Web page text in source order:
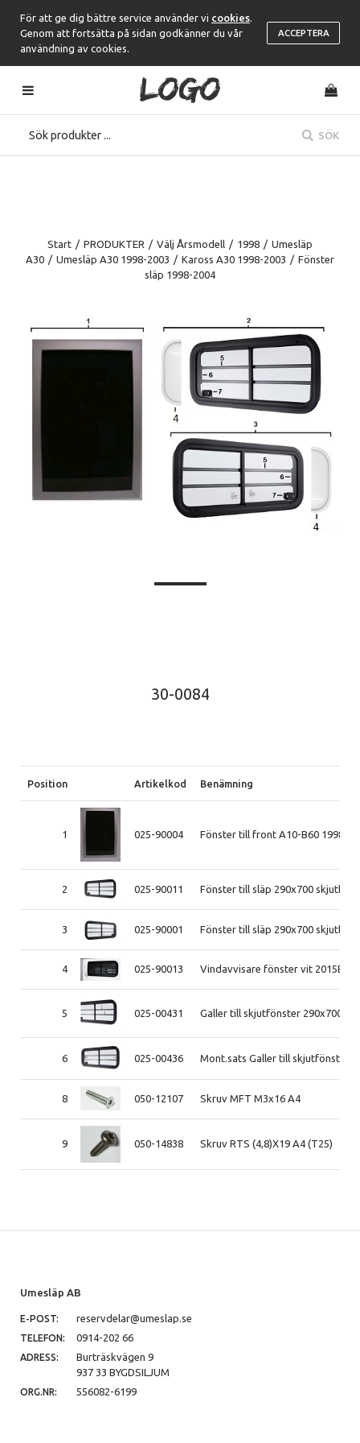
För att ge dig bättre service använder vi cookies
Genom att fortsätta på sidan godkänner du vår
användning av cookies.
ACCEPTERA
SÖK
Start / PRODUKTER / Välj Årsmodell / 1998 / Umesläp
A30 / Umesläp A30 1998-2003 / Kaross A30 1998-2003 / Fönster
släp 1998-2004
30-0084
Position Artikelkod Benämning
1 025-90004 Fönster till front A10-B60 1998-
2 025-90011 Fönster till släp 290x700 skjutb.
3 025-90001 Fönster till släp 290x700 skjutb.
4 025-90013 Vindavvisare fönster vit 2015B-
5 025-00431 Galler till skjutfönster 290x700mm
6 025-00436 Mont.sats Galler till skjutfönster
8 050-12107 Skruv MFT M3x16 A4
9 050-14838 Skruv RTS (4,8)X19 A4 (T25)
Umesläp AB
E-POST: reservdelar@umeslap.se
TELEFON: 0914-202 66
ADRESS:
Burträskvägen 9
937 33 BYGDSILJUM
ORG.NR: 556082-6199